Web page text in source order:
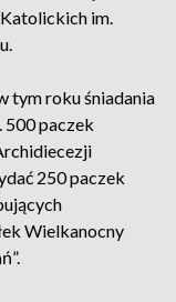
Katolickich im.
tym roku śniadania
500 paczek
250 paczek
Wielkanocny